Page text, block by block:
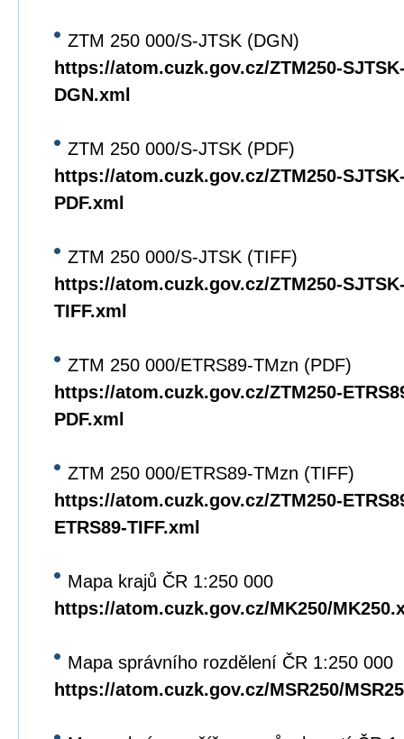
ZTM 250 000/S-JTSK (DGN)
https://atom.cuzk.gov.cz/ZTM250-
DGN.xml
ZTM 250 000/S-JTSK (PDF)
https://atom.cuzk.gov.cz/ZTM250-
PDF.xml
ZTM 250 000/S-JTSK (TIFF)
https://atom.cuzk.gov.cz/ZTM250-
TIFF.xml
ZTM 250 000/ETRS89-TMzn (PDF)
https://atom.cuzk.gov.cz/ZTM250-
PDF.xml
ZTM 250 000/ETRS89-TMzn (TIFF)
https://atom.cuzk.gov.cz/ZTM250-
ETRS89-TIFF.xml
Mapa krajů ČR 1:250 000
https://atom.cuzk.gov.cz/MK250/
Mapa správního rozdělení ČR 1:250 000
https://atom.cuzk.gov.cz/MSR250/